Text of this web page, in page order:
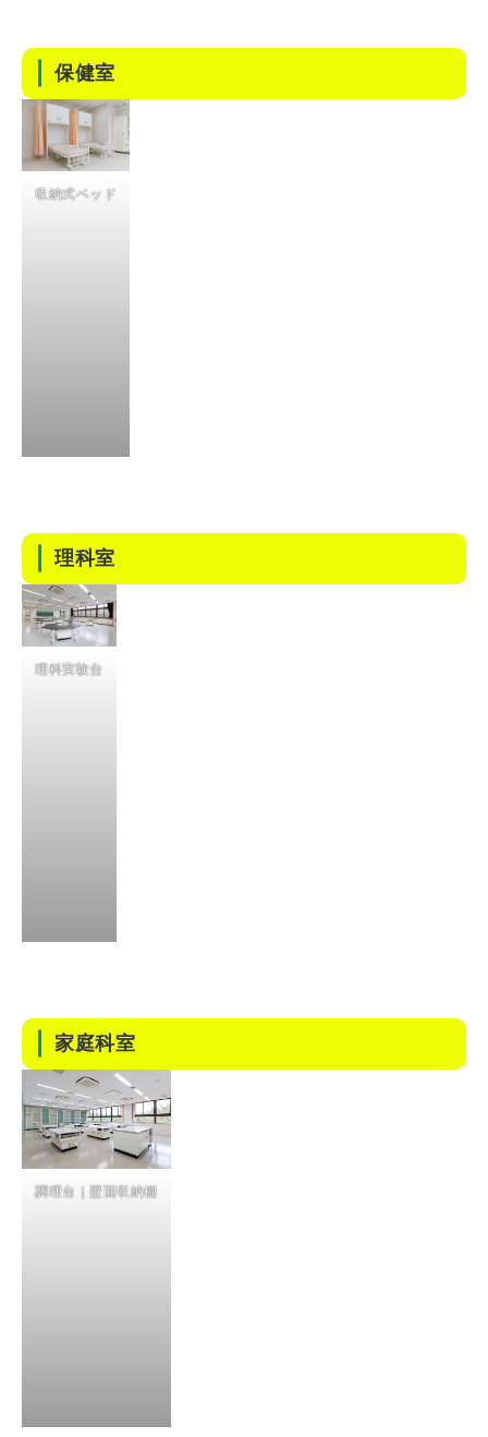
保健室
収納式ベッド
理科室
理科実験台
家庭科室
調理台｜壁面収納棚